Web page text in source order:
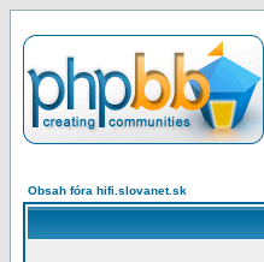
Obsah fóra hifi.slovanet.sk